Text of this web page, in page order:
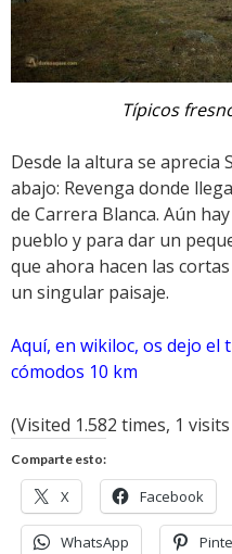
Típicos
Desde la altura se aprecia
abajo: Revenga donde
de Carrera Blanca. Aún
pueblo y para dar un
que ahora hacen las
un singular paisaje.
Aquí, en wikiloc, os dejo el
cómodos 10 km
(Visited 1.582 times, 1
Comparte esto:
X Facebook
WhatsApp